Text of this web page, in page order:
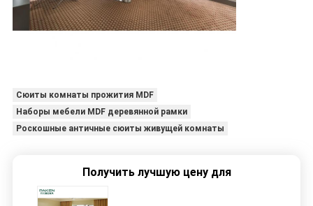
Сюиты комнаты прожития MDF
Наборы мебели MDF деревянной рамки
Роскошные античные сюиты живущей комнаты
Получить лучшую цену для